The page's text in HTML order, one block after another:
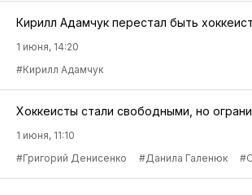
Кирилл Адамчук перестал быть
1 июня, 14:20
#Кирилл Адамчук
Хоккеисты стали свободными, но
1 июня, 11:10
#Григорий Денисенко
#Данила Галенюк